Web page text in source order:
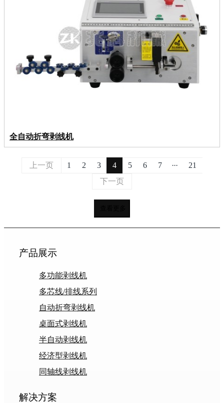
全自动折弯剥线机
上一页 1 2 3 4 5 6 7 ...
21
下一页
产品展示
多功能剥线机
多芯线/排线系列
自动折弯剥线机
桌面式剥线机
半自动剥线机
经济型剥线机
同轴线剥线机
解决方案